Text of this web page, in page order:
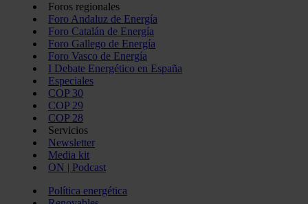
Foros regionales
Foro Andaluz de Energía
Foro Catalán de Energía
Foro Gallego de Energía
Foro Vasco de Energía
I Debate Energético en España
Especiales
COP 30
COP 29
COP 28
Servicios
Newsletter
Media kit
ON | Podcast
Política energética